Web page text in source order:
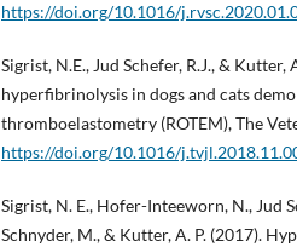
https://doi.org/10.1016/
Sigrist, N.E., Jud Schefer, R.J., &
hyperfibrinolysis in dogs and cats
thromboelastometry (ROTEM), The
https://doi.org/10.1016/
Sigrist, N. E., Hofer-Inteeworn, N., Jud
Schnyder, M., & Kutter, A. P. (2017).